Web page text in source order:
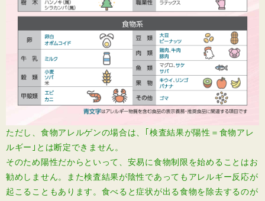
ただし、食物アレルゲンの場合は、｢検査結果が陽性＝食物アレ
ルギー｣とは断定できません。
そのため陽性だからといって、安易に食物制限を始めることはお
勧めしません。また検査結果が陰性であってもアレルギー反応が
起こることもあります。食べると症状が出る食物を除去するのが